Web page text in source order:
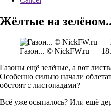
Жёлтые на
Газон... © NickFW.ru —
Газоны ещё зелёные, а вот
Особенно сильно начали
обстоят с листопадами?
Всё уже осыпалось? Или ещё